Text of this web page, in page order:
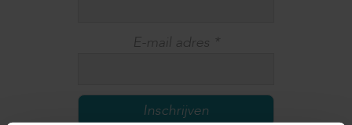
E-mail adres *